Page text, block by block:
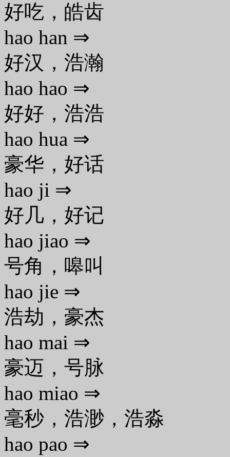
好吃，皓齿
hao han ⇒
好汉，浩瀚
hao hao ⇒
好好，浩浩
hao hua ⇒
豪华，好话
hao ji ⇒
好几，好记
hao jiao ⇒
号角，嗥叫
hao jie ⇒
浩劫，豪杰
hao mai ⇒
豪迈，号脉
hao miao ⇒
毫秒，浩渺，浩淼
hao pao ⇒